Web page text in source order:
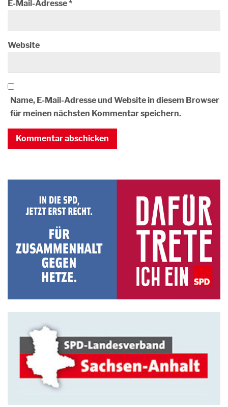
E-Mail-Adresse*
Website
Name, E-Mail-Adresse und Website in diesem Browser
für meinen nächsten Kommentar speichern.